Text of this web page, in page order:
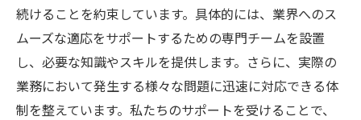
続けることを約束しています。具体的には、業界へのス
ムーズな適応をサポートするための専門チームを設置
し、必要な知識やスキルを提供します。さらに、実際の
業務において発生する様々な問題に迅速に対応できる体
制を整えています。私たちのサポートを受けることで、